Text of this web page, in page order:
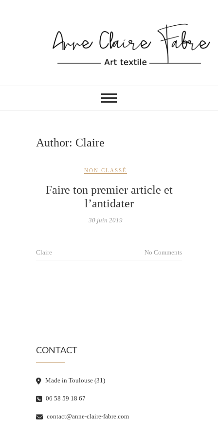
Anne-Claire Fabre
Author: Claire
NON CLASSÉ
Faire ton premier article et
l’antidater
30 juin 2019
Claire No Comments
CONTACT
Made in Toulouse (31)
06 58 59 18 67
contact@anne-claire-fabre.com